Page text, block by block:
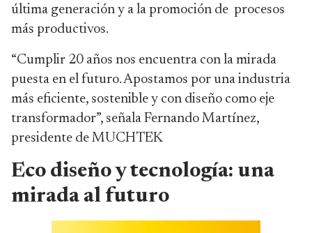
última generación y a la promoción de procesos
más productivos.
“Cumplir 20 años nos encuentra con la mirada
puesta en el futuro. Apostamos por una industria
más eficiente, sostenible y con diseño como eje
transformador”, señala Fernando Martínez,
presidente de MUCHTEK
Eco diseño y tecnología: una
mirada al futuro